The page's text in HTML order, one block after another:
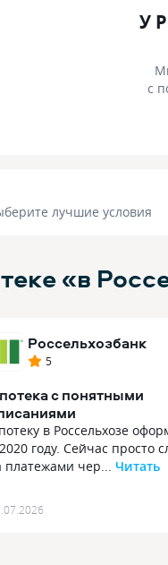
У
с
лучшие условия
«в
Россельхозбанк
5
с понятными
в Россельхозе
году. Сейчас просто
платежами чер... Читать
году. Сейчас просто
платежами через